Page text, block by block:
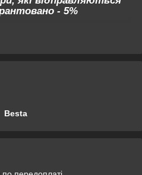
- 5%
Besta